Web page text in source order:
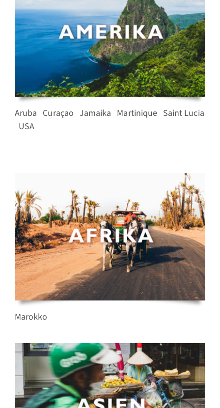
Aruba Curaçao Jamaika Martinique Saint Lucia
USA
Marokko